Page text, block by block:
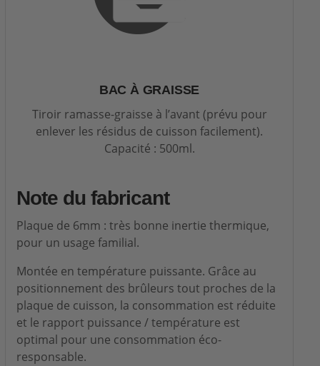
BAC À GRAISSE
Tiroir ramasse-graisse à l’avant (prévu pour
enlever les résidus de cuisson facilement).
Capacité : 500ml.
Note du fabricant
Plaque de 6mm : très bonne inertie thermique,
pour un usage familial.
Montée en température puissante. Grâce au
positionnement des brûleurs tout proches de la
plaque de cuisson, la consommation est réduite
et le rapport puissance / température est
optimal pour une consommation éco-
responsable.